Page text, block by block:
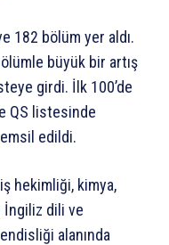
182 bölüm yer aldı.
büyük bir artış
girdi. İlk 100’de
QS listesinde
edildi.
hekimliği, kimya,
İngiliz dili ve
alanında